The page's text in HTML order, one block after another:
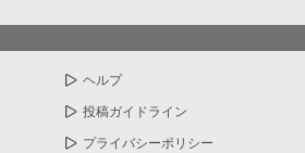
ヘルプ
投稿ガイドライン
プライバシーポリシー